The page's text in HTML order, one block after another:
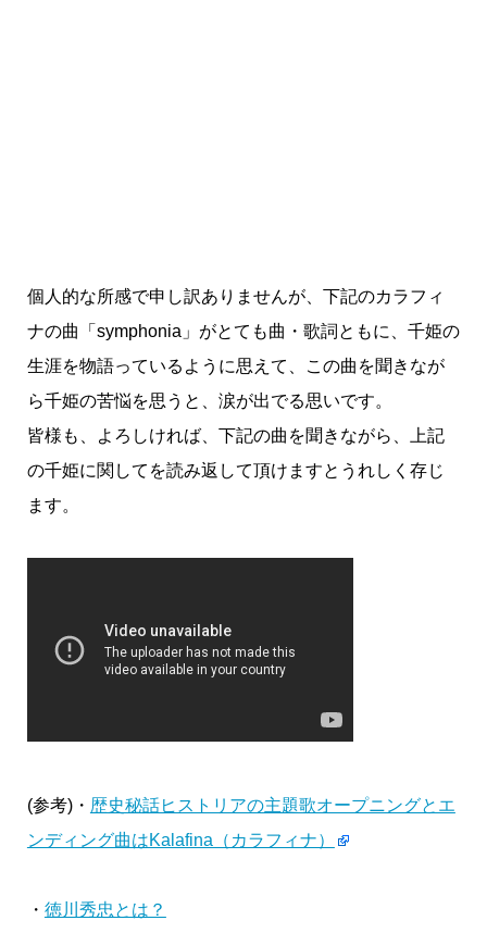
個人的な所感で申し訳ありませんが、下記のカラフィ
ナの曲「symphonia」がとても曲・歌詞ともに、千姫の
生涯を物語っているように思えて、この曲を聞きなが
ら千姫の苦悩を思うと、涙が出でる思いです。
皆様も、よろしければ、下記の曲を聞きながら、上記
の千姫に関してを読み返して頂けますとうれしく存じ
ます。
(参考)・ 歴史秘話ヒストリアの主題歌オープニングとエ
ンディング曲はKalafina（カラフィナ）
・ 徳川秀忠とは？